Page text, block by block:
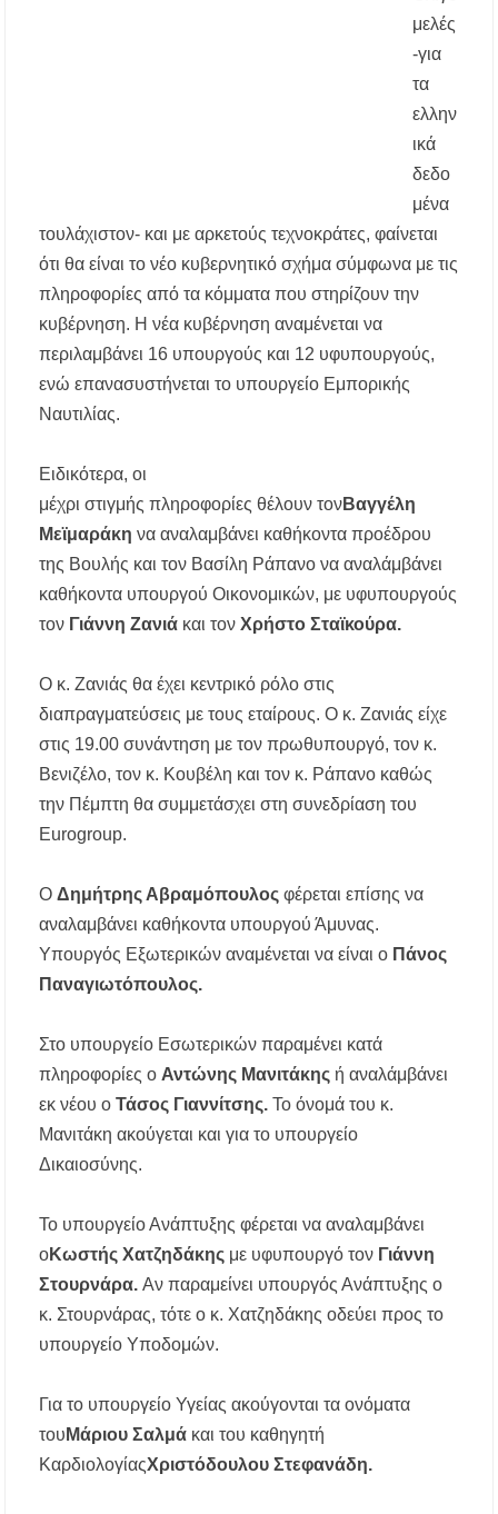
δασικές περιοχές την Κυριακή 9 Αυγούστου
Η Ελένη Τσαλιγοπούλου στη Σιθωνία –
Συναυλία στο Γυμνάσιο Νέου Μαρμαρά
Συναγερμός στον Στανό Χαλκιδικής: Απόπειρα
τηλεφωνικής εξαπάτησης ανηλίκου – Έκκληση
προς όλους τους γονείς
Δράση περισυλλογής αδέσποτων ζώων στα
Πυργαδίκια Χαλκιδικής στις 12 Αυγούστου
Λαϊκές μελωδίες στην πλατεία του Πολυγύρου
με την ορχήστρα «Το Λαϊκόν»
την 1η Οκτωβρίου 2026 – Τι αλλάζει για
ηλεκτρικού οχήματος – Ποιοι είναι οι
Κυνήγι 2026-2027: Πότε ανοίγει η κυνηγετική
περίοδος και πόσο κοστίζει η άδεια θήρας
Χαλκιδική: Διάσωση 49χρονης Γερμανίδας σε
δύσβατο σημείο στη Συκιά
Κασσάνδρα
Χαλκιδική: Νεκρός 68χρονος λουόμενος στην
παραλία της Νέας Ποτίδαιας
μελές
-για
τα
ελλην
ικά
δεδο
μένα
τουλάχιστον- και με αρκετούς τεχνοκράτες, φαίνεται
ότι θα είναι το νέο κυβερνητικό σχήμα σύμφωνα με τις
πληροφορίες από τα κόμματα που στηρίζουν την
κυβέρνηση. Η νέα κυβέρνηση αναμένεται να
περιλαμβάνει 16 υπουργούς και 12 υφυπουργούς,
ενώ επανασυστήνεται το υπουργείο Εμπορικής
Ναυτιλίας.
Ειδικότερα, οι
μέχρι στιγμής πληροφορίες θέλουν τονΒαγγέλη
Μεϊμαράκη να αναλαμβάνει καθήκοντα προέδρου
της Βουλής και τον Βασίλη Ράπανο να αναλάμβάνει
καθήκοντα υπουργού Οικονομικών, με υφυπουργούς
τον Γιάννη Ζανιά και τονΧρήστο Σταϊκούρα.
Ο κ. Ζανιάς θα έχει κεντρικό ρόλο στις
διαπραγματεύσεις με τους εταίρους. Ο κ. Ζανιάς είχε
στις 19.00 συνάντηση με τον πρωθυπουργό, τον κ.
Βενιζέλο, τον κ. Κουβέλη και τον κ. Ράπανο καθώς
την Πέμπτη θα συμμετάσχει στη συνεδρίαση του
Eurogroup.
ΟΔημήτρης Αβραμόπουλος φέρεται επίσης να
αναλαμβάνει καθήκοντα υπουργού Άμυνας.
Υπουργός Εξωτερικών αναμένεται να είναι ο Πάνος
Παναγιωτόπουλος.
Στο υπουργείο Εσωτερικών παραμένει κατά
πληροφορίες ο Αντώνης Μανιτάκης ή αναλάμβάνει
εκ νέου οΤάσος Γιαννίτσης. Το όνομά του κ.
Μανιτάκη ακούγεται και για το υπουργείο
Δικαιοσύνης.
Το υπουργείο Ανάπτυξης φέρεται να αναλαμβάνει
οΚωστής Χατζηδάκης με υφυπουργό τον Γιάννη
Στουρνάρα. Αν παραμείνει υπουργός Ανάπτυξης ο
κ. Στουρνάρας, τότε ο κ. Χατζηδάκης οδεύει προς το
υπουργείο Υποδομών.
Για το υπουργείο Υγείας ακούγονται τα ονόματα
του Μάριου Σαλμά και του καθηγητή
ΚαρδιολογίαςΧριστόδουλου Στεφανάδη.